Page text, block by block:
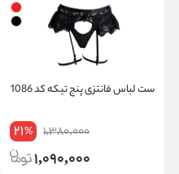
ست لباس فانتزی پنج تیکه کد 1086
1,380,000
21%
1,090,000